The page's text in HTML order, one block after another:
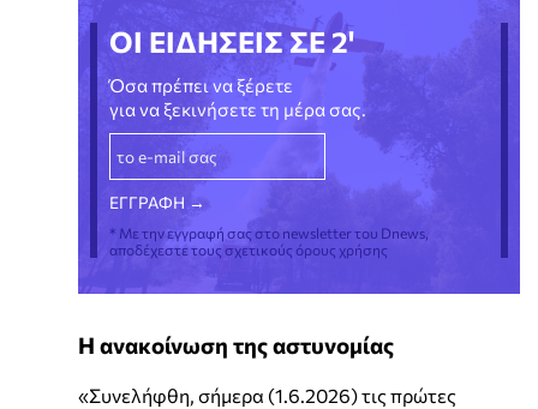
ΟΙ ΕΙΔΗΣΕΙΣ ΣΕ 2'
Όσα πρέπει να ξέρετε
για να ξεκινήσετε τη μέρα σας.
* Με την εγγραφή σας στο newsletter του Dnews,
αποδέχεστε τους σχετικούς όρους χρήσης
Η ανακοίνωση της αστυνομίας
«Συνελήφθη, σήμερα (1.6.2026) τις πρώτες